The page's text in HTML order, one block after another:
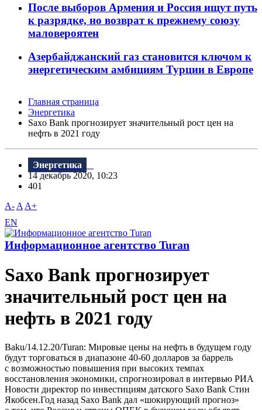
После выборов Армения и Россия ищут путь
к разрядке, но возврат к прежнему союзу
маловероятен
Азербайджанский газ становится ключом к
энергетическим амбициям Турции в Европе
Главная страница
Энергетика
Saxo Bank прогнозирует значительный рост цен на
нефть в 2021 году
Энергетика
14 декабрь 2020, 10:23
401
A- A A+
EN
Информационное агентство Turan
Saxo Bank прогнозирует
значительный рост цен на
нефть в 2021 году
Baku/14.12.20/Turan: Мировые цены на нефть в будущем году
будут торговаться в диапазоне 40-60 долларов за баррель
с возможностью повышения при высоких темпах
восстановления экономики, спрогнозировал в интервью РИА
Новости директор по инвестициям датского Saxo Bank Стин
Якобсен.Год назад Saxo Bank дал «шокирующий прогноз»